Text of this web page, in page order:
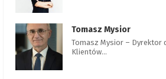
Tomasz Mysior
Tomasz Mysior – Dyrektor
Klientów…